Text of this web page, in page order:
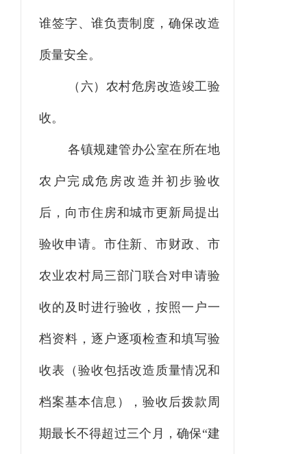
谁签字、谁负责制度，确保改造
质量安全。
（ 六）农村危房改造竣工验
收。
各镇规建管办公室在所在地
农户完成危房改造并初步验收
后，向 市住房和城市更新局提出
验收申请。市住新、市财政、市
农业农村局三部门联合对申请验
收的及时进行验收，按照一户一
档资料，逐户逐项检查和填写验
收表（验收包括改造质量情况和
档案基本信息），验收后拨款周
期最长不得超过三个月，确保“建